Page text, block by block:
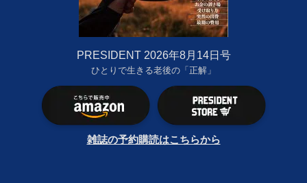
PRESIDENT 2026年8月14日号
ひとりで生きる老後の「正解」
雑誌の予約購読はこちらから